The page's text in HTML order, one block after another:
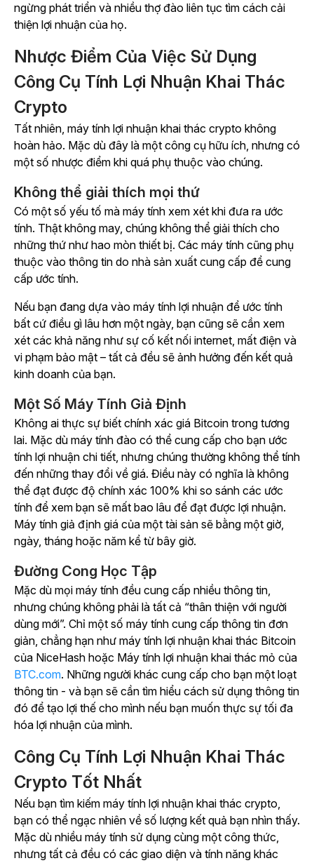
ngừng phát triển và nhiều thợ đào liên tục tìm cách cải
thiện lợi nhuận của họ.
Nhược Điểm Của Việc Sử Dụng
Công Cụ Tính Lợi Nhuận Khai Thác
Crypto
Tất nhiên, máy tính lợi nhuận khai thác crypto không
hoàn hảo. Mặc dù đây là một công cụ hữu ích, nhưng có
một số nhược điểm khi quá phụ thuộc vào chúng.
Không thể giải thích mọi thứ
Có một số yếu tố mà máy tính xem xét khi đưa ra ước
tính. Thật không may, chúng không thể giải thích cho
những thứ như hao mòn thiết bị. Các máy tính cũng phụ
thuộc vào thông tin do nhà sản xuất cung cấp để cung
cấp ước tính.
Nếu bạn đang dựa vào máy tính lợi nhuận để ước tính
bất cứ điều gì lâu hơn một ngày, bạn cũng sẽ cần xem
xét các khả năng như sự cố kết nối internet, mất điện và
vi phạm bảo mật – tất cả đều sẽ ảnh hưởng đến kết quả
kinh doanh của bạn.
Một Số Máy Tính Giả Định
Không ai thực sự biết chính xác giá Bitcoin trong tương
lai. Mặc dù máy tính đào có thể cung cấp cho bạn ước
tính lợi nhuận chi tiết, nhưng chúng thường không thể tính
đến những thay đổi về giá. Điều này có nghĩa là không
thể đạt được độ chính xác 100% khi so sánh các ước
tính để xem bạn sẽ mất bao lâu để đạt được lợi nhuận.
Máy tính giả định giá của một tài sản sẽ bằng một giờ,
ngày, tháng hoặc năm kể từ bây giờ.
Đường Cong Học Tập
Mặc dù mọi máy tính đều cung cấp nhiều thông tin,
nhưng chúng không phải là tất cả “thân thiện với người
dùng mới”. Chỉ một số máy tính cung cấp thông tin đơn
giản, chẳng hạn như máy tính lợi nhuận khai thác Bitcoin
của NiceHash hoặc Máy tính lợi nhuận khai thác mỏ của
BTC.com. Những người khác cung cấp cho bạn một loạt
thông tin - và bạn sẽ cần tìm hiểu cách sử dụng thông tin
đó để tạo lợi thế cho mình nếu bạn muốn thực sự tối đa
hóa lợi nhuận của mình.
Công Cụ Tính Lợi Nhuận Khai Thác
Crypto Tốt Nhất
Nếu bạn tìm kiếm máy tính lợi nhuận khai thác crypto,
bạn có thể ngạc nhiên về số lượng kết quả bạn nhìn thấy.
Mặc dù nhiều máy tính sử dụng cùng một công thức,
nhưng tất cả đều có các giao diện và tính năng khác